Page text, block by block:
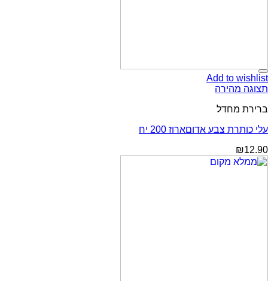
Add to wishlist
תצוגה מהירה
ברירת מחדל
עלי כותרת צבע אדוםארוז 200 יח
₪12.90